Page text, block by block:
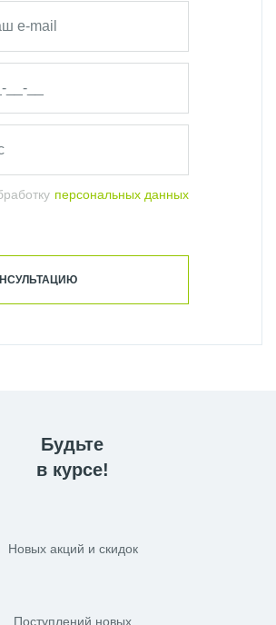
персональных данных
Будьте
в курсе!
Новых акций и скидок
Поступлений новых